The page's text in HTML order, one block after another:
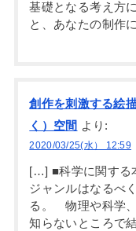
基礎となる考え方
と、あなたの制作
創作を刺激する絵
く）空間 より:
2020/03/25(水） 12:59
[…] ■科学に関する
ジャンルはなるべ
る。 物理や科学
知らないところで